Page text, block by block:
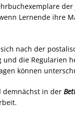
Lernende ihre
nach der
und die Regularien
können
demnächst in der